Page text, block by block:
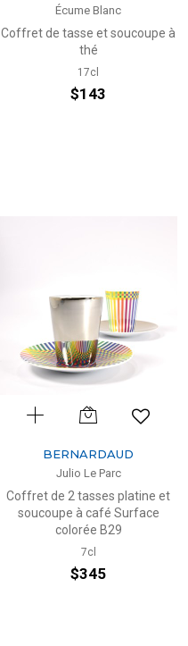
Écume Blanc
Coffret de tasse et soucoupe à
thé
17cl
$143
BERNARDAUD
Julio Le Parc
Coffret de 2 tasses platine et
soucoupe à café Surface
colorée B29
7cl
$345